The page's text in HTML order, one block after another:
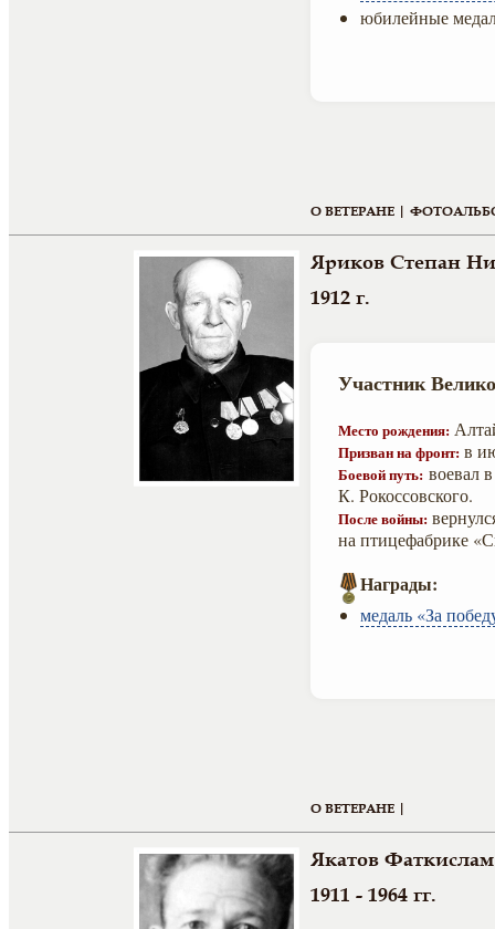
юбилейные
О ВЕТЕРАНЕ |
Яриков Степан
1912 г.
Участник
Место рождения:
Призван на фронт: в
Боевой путь: воевал
К. Рокоссовского.
После войны:
на птицефабрике
Награды:
медаль «За
О ВЕТЕРАНЕ |
Якатов Фаткислам
1911 - 1964 гг.